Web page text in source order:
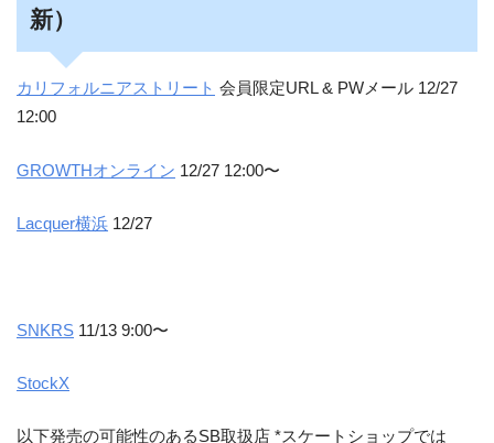
新）
カリフォルニアストリート 会員限定URL & PWメール 12/27
12:00
GROWTHオンライン 12/27 12:00〜
Lacquer横浜 12/27
SNKRS 11/13 9:00〜
StockX
以下発売の可能性のあるSB取扱店 *スケートショップでは